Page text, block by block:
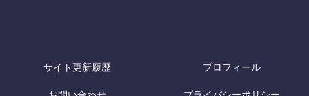
サイト更新履歴 プロフィール